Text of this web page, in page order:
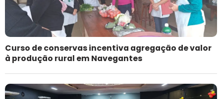
Curso de conservas incentiva agregação de valor
à produção rural em Navegantes